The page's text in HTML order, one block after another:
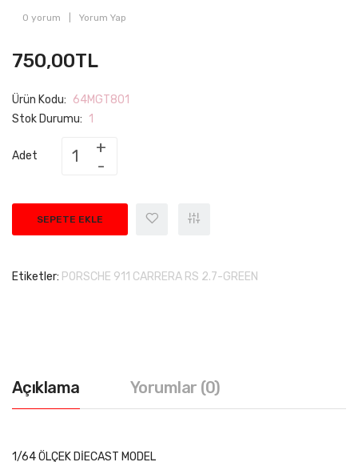
0 yorum Yorum Yap
750,00TL
Ürün Kodu: 64MGT801
Stok Durumu: 1
Adet
SEPETE EKLE
Etiketler: PORSCHE 911 CARRERA RS 2.7-GREEN
Açıklama Yorumlar (0)
1/64 ÖLÇEK DİECAST MODEL